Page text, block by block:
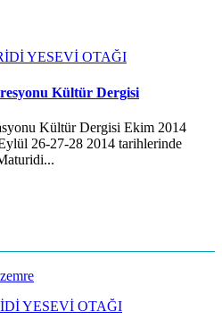
YESEVİ OTAĞI
Kültür Dergisi
Kültür Dergisi Ekim 2014
26-27-28 2014 tarihlerinde
YESEVİ OTAĞI